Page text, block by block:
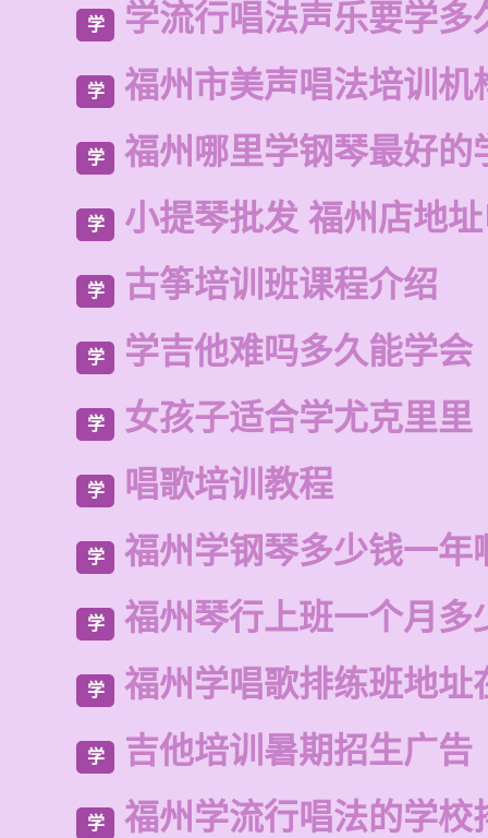
学 学流行唱法声乐要学多
学 福州市美声唱法培训机
学 福州哪里学钢琴最好的
学 小提琴批发 福州店地
学 古筝培训班课程介绍
学 学吉他难吗多久能学会
学 女孩子适合学尤克里里
学 唱歌培训教程
学 福州学钢琴多少钱一年
学 福州琴行上班一个月多
学 福州学唱歌排练班地址
学 吉他培训暑期招生广告
学 福州学流行唱法的学校